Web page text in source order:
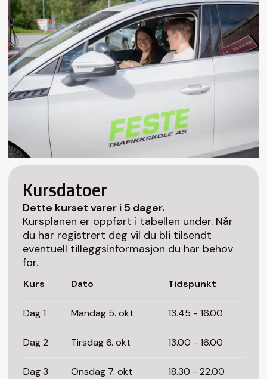
Kursdatoer
Dette kurset varer i 5 dager.
Kursplanen er oppført i tabellen under. Når
du har registrert deg vil du bli tilsendt
eventuell tilleggsinformasjon du har behov
for.
Kurs Dato Tidspunkt
Dag 1 Mandag 5. okt 13.45 - 16.00
Dag 2 Tirsdag 6. okt 13.00 - 16.00
Dag 3 Onsdag 7. okt 18.30 - 22.00